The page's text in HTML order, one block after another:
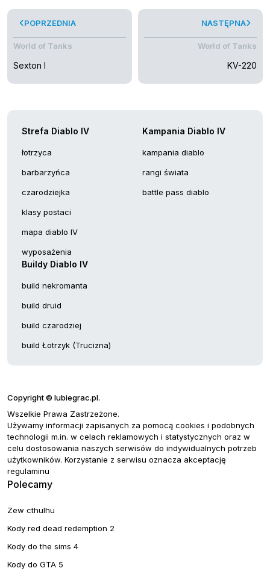
POPRZEDNIA
World of Tanks
Sexton I
NASTĘPNA
World of Tanks
KV-220
Strefa Diablo IV
łotrzyca
barbarzyńca
czarodziejka
klasy postaci
mapa diablo IV
wyposażenia
Kampania Diablo IV
kampania diablo
rangi świata
battle pass diablo
Buildy Diablo IV
build nekromanta
build druid
build czarodziej
build Łotrzyk (Trucizna)
Copyright © lubiegrac.pl.
Wszelkie Prawa Zastrzeżone.
Używamy informacji zapisanych za pomocą cookies i podobnych
technologii m.in. w celach reklamowych i statystycznych oraz w
celu dostosowania naszych serwisów do indywidualnych potrzeb
użytkowników. Korzystanie z serwisu oznacza akceptację
regulaminu
Polecamy
Zew cthulhu
Kody red dead redemption 2
Kody do the sims 4
Kody do GTA 5